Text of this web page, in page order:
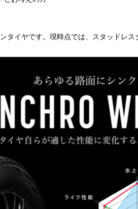
タイヤです。現時点では、スタッドレ